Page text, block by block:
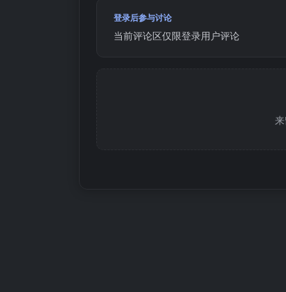
登录后参与讨论
当前评论区仅限登录用户评论